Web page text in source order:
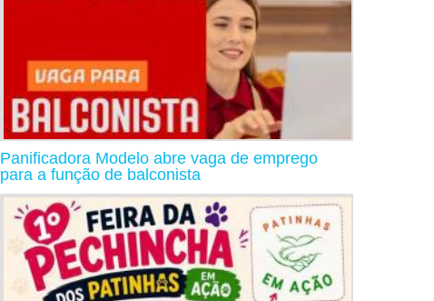
Panificadora Modelo abre vaga de emprego
para a função de balconista